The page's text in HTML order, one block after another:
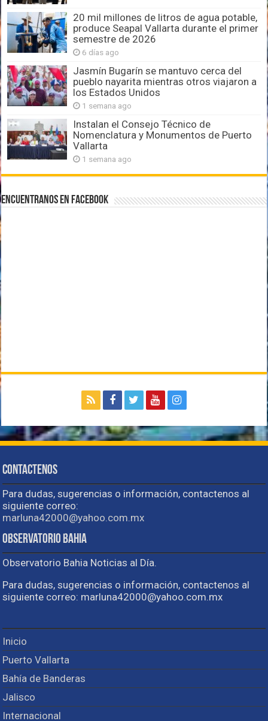
20 mil millones de litros de agua potable,
produce Seapal Vallarta durante el primer
semestre de 2026
6 días ago
Jasmín Bugarín se mantuvo cerca del
pueblo nayarita mientras otros viajaron a
los Estados Unidos
1 semana ago
Instalan el Consejo Técnico de
Nomenclatura y Monumentos de Puerto
Vallarta
1 semana ago
Encuentranos en Facebook
Contactenos
Para dudas, sugerencias o información, contactenos al
siguiente correo:
marluna42000@yahoo.com.mx
Observatorio Bahia
Observatorio Bahia Noticias al Día.
Para dudas, sugerencias o información, contactenos al
siguiente correo: marluna42000@yahoo.com.mx
Inicio
Puerto Vallarta
Bahía de Banderas
Jalisco
Internacional